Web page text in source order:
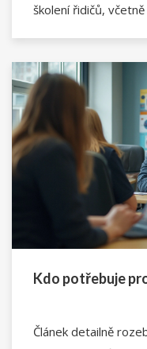
školení řidičů,
prostředí.
Kdo potřebuje
Článek detailně